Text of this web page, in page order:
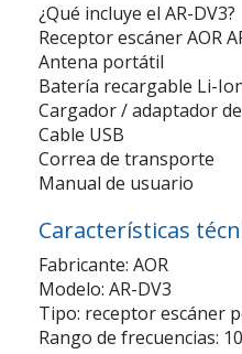
¿Qué incluye el AR-DV3?
Receptor escáner AOR
Antena portátil
Batería recargable Li-
Cargador / adaptador
Cable USB
Correa de transporte
Manual de usuario
Características
Fabricante: AOR
Modelo: AR-DV3
Tipo: receptor escáner
Rango de frecuencias: